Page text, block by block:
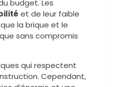
budget. Les
et de leur faible
la brique et le
sans compromis
qui respectent
Cependant,